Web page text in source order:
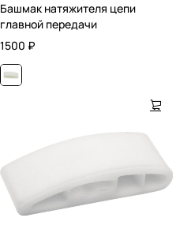
Башмак натяжителя цепи
главной передачи
1500 ₽